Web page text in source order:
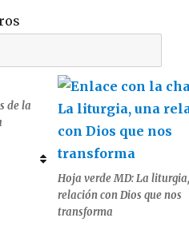
de la
Hoja verde MD: La
relación con Dios que nos
transforma